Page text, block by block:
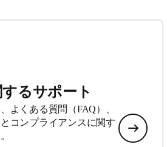
るサポート
よくある質問（FAQ）、
コンプライアンスに関す